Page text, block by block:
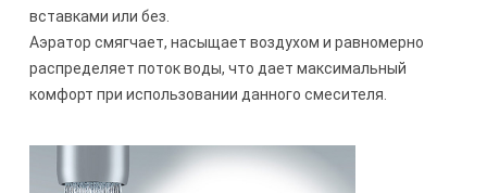
вставками или без.
Аэратор смягчает, насыщает воздухом и равномерно
распределяет поток воды, что дает максимальный
комфорт при использовании данного смесителя.